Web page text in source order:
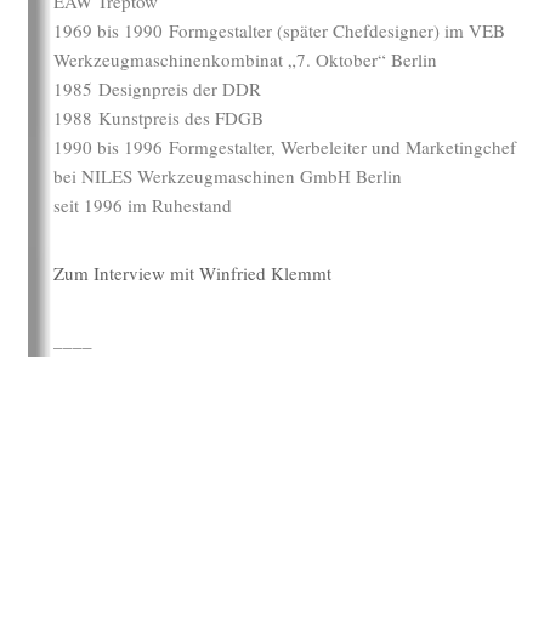
1969 bis 1990 Formgestalter (später Chefdesigner) im VEB
Werkzeugmaschinenkombinat „7. Oktober“ Berlin
1985 Designpreis der DDR
1988 Kunstpreis des FDGB
1990 bis 1996 Formgestalter, Werbeleiter und Marketingchef
bei NILES Werkzeugmaschinen GmbH Berlin
seit 1996 im Ruhestand
Zum Interview mit Winfried Klemmt